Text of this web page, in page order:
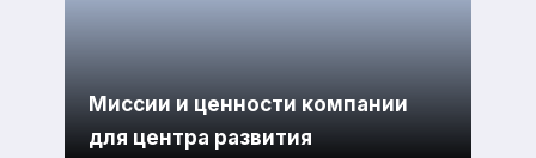
Миссии и ценности компании
для центра развития